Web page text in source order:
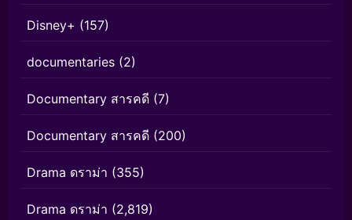
Disney+ (157)
documentaries (2)
Documentary สารคดี (7)
Documentary สารคดี (200)
Drama ดราม่า (355)
Drama ดราม่า (2,819)